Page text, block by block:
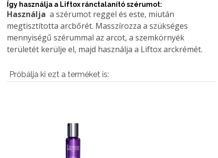
Így használja a Liftox ránctalanító szérumot:
Használja a szérumot reggel és este, miután
megtisztította arcbőrét. Masszírozza a szükséges
mennyiségű szérummal az arcot, a szemkörnyék
területét kerülje el, majd használja a Liftox arckrémét.
Próbálja ki ezt a terméket is: